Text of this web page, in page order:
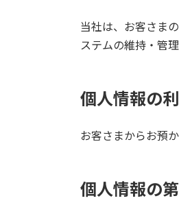
当社は、お客さま
ステムの維持・管
個人情報の
お客さまからお預
個人情報の